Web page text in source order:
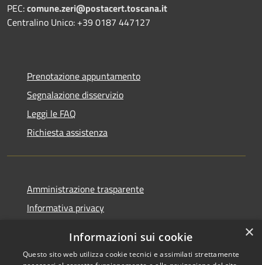
PEC:comune.zeri@postacert.toscana.it
Centralino Unico: +39 0187 447127
Prenotazione appuntamento
Segnalazione disservizio
Leggi le FAQ
Richiesta assistenza
Amministrazione trasparente
Informativa privacy
Dichiarazione di accessibilità
×
Informazioni sui cookie
Questo sito web utilizza cookie tecnici e assimilati strettamente